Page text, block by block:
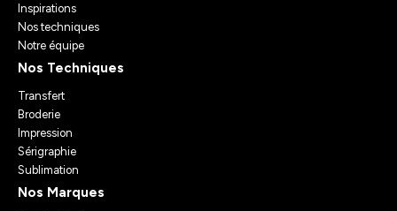
Inspirations
Nos techniques
Notre équipe
Nos Techniques
Transfert
Broderie
Impression
Sérigraphie
Sublimation
Nos Marques